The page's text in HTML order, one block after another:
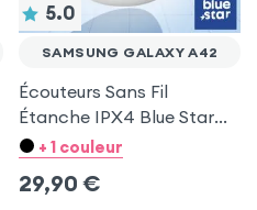
5.0
SAMSUNG GALAXY A42
Écouteurs Sans Fil
Étanche IPX4 Blue Star
Blanc pour Samsung
+ 1 couleur
29,90 €